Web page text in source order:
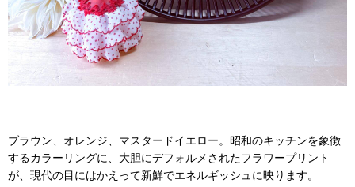
ブラウン、オレンジ、マスタードイエロー。昭和のキッチンを象徴
するカラーリングに、大胆にデフォルメされたフラワープリント
が、現代の目にはかえって新鮮でエネルギッシュに映ります。